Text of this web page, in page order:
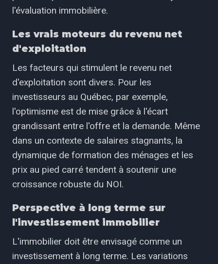
l'évaluation immobilière.
Les vrais moteurs du revenu net
d'exploitation
Les facteurs qui stimulent le revenu net
d'exploitation sont divers. Pour les
investisseurs au Québec, par exemple,
l'optimisme est de mise grâce à l'écart
grandissant entre l'offre et la demande. Même
dans un contexte de salaires stagnants, la
dynamique de formation des ménages et les
prix au pied carré tendent à soutenir une
croissance robuste du NOI.
Perspective à long terme sur
l'investissement immobilier
L'immobilier doit être envisagé comme un
investissement à long terme. Les variations